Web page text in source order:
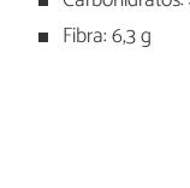
Fibra: 6,3 g